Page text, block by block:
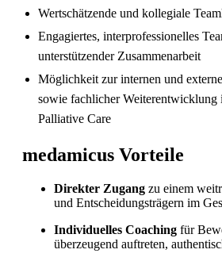
Sind in Deutschland
Pflegefachpersonen in der
Wertschätzende und kollegiale
Engagiertes, interprofessionelles
unterstützender Zusammenarbeit
Möglichkeit zur internen und
sowie fachlicher Weiterentwicklung
Palliative Care
medamicus Vorteile
Direkter Zugang zu einem
und Entscheidungsträgern im
Individuelles Coaching für
überzeugend auftreten,